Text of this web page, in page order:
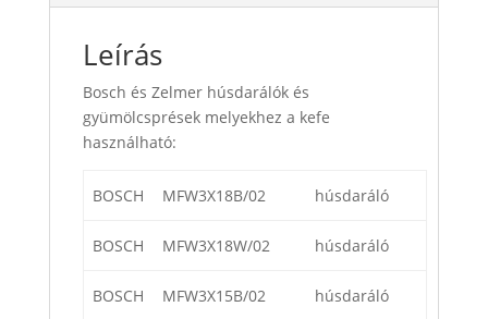
Leírás
Bosch és Zelmer húsdarálók és
gyümölcsprések melyekhez a kefe
használható:
BOSCH MFW3X18B/02 húsdaráló
BOSCH MFW3X18W/02 húsdaráló
BOSCH MFW3X15B/02 húsdaráló